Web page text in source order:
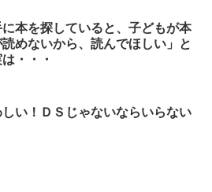
本を探していると、子どもが本
めないから、読んでほしい」と
・・・
い！ＤＳじゃないならいらない